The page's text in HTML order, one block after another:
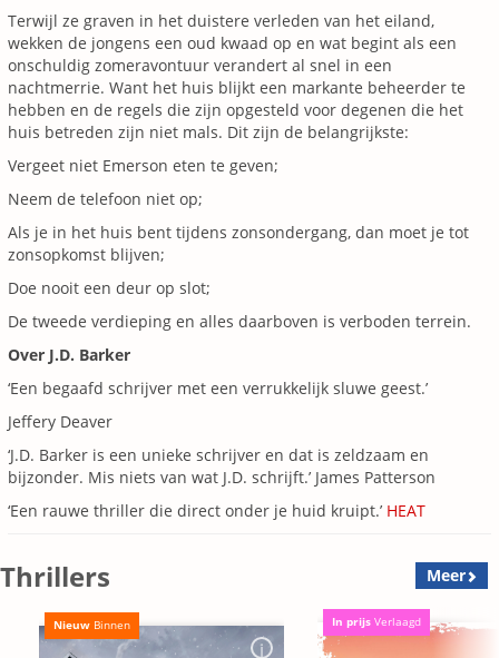
Terwijl ze graven in het duistere verleden van het eiland,
wekken de jongens een oud kwaad op en wat begint als een
onschuldig zomeravontuur verandert al snel in een
nachtmerrie. Want het huis blijkt een markante beheerder te
hebben en de regels die zijn opgesteld voor degenen die het
huis betreden zijn niet mals. Dit zijn de belangrijkste:
Vergeet niet Emerson eten te geven;
Neem de telefoon niet op;
Als je in het huis bent tijdens zonsondergang, dan moet je tot
zonsopkomst blijven;
Doe nooit een deur op slot;
De tweede verdieping en alles daarboven is verboden terrein.
Over J.D. Barker
‘Een begaafd schrijver met een verrukkelijk sluwe geest.’
Jeffery Deaver
‘J.D. Barker is een unieke schrijver en dat is zeldzaam en
bijzonder. Mis niets van wat J.D. schrijft.’ James Patterson
‘Een rauwe thriller die direct onder je huid kruipt.’ HEAT
Thrillers Meer
Nieuw Binnen In prijs Verlaagd